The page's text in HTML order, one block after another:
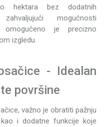
hektara bez dodatnih
mogućnosti
omogućeno je precizno
izgledu.
- Idealan
površine
važno je obratiti pažnju
i dodatne funkcije koje